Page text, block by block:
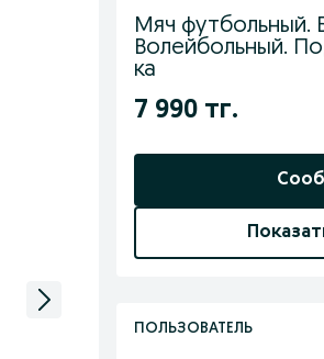
Мяч футбольный.
Волейбольный.
ка
7 990 тг.
ПОЛЬЗОВАТЕЛЬ